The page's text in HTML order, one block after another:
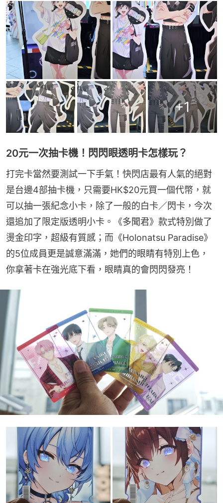
+1
20元一次抽卡機！閃閃眼透明卡怎樣玩？
打完卡當然要測試一下手氣！快閃店最有人氣的絕對
是台邊4部抽卡機，只需要HK$20元買一個代幣，就
可以抽一張紀念小卡，除了一般的白卡／閃卡，今次
還追加了限定版透明小卡。《多聞君》款式特別做了
燙金印字，超級有質感；而《Holonatsu Paradise》
的5位成員更是誠意滿滿，她們的眼睛有特別上色，
你拿著卡在強光底下看，眼睛真的會閃閃發亮！